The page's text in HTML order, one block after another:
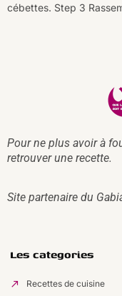
cébettes. Step 3
Pour ne plus avoir à
retrouver une recette.
Site partenaire du
Les categories
Recettes de cuisine